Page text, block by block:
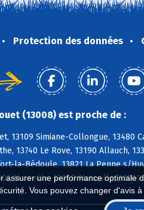
une performance
Vous pouvez changer d'avis
Protection des données
(13008) est proche de :
13109 Simiane-Collongue,
13740 Le Rove, 13190 Allauch,
la-Bédoule, 13821 La Penne s/
Marseille, 13008 Marseille,